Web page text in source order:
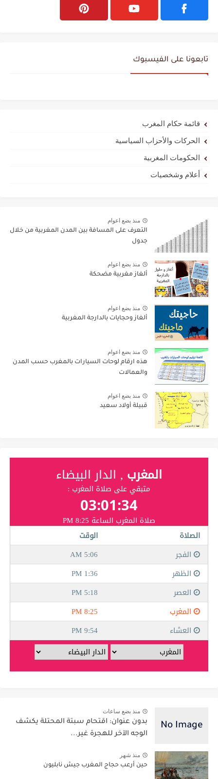
تابعونا على الفيسبوك
قائمة حكام المغرب
الحركات والأحزاب السياسية
الحكومات المغربية
أعلام وشخصيات
منذ بضع اعوام
التعرف على المسافة بين المدن المغربية من خلال
جدول
منذ بضع اعوام
ألغاز مغربية مضحكة
منذ بضع اعوام
ألغاز وحجايات بالدارجة المغربية
منذ بضع اعوام
هذه ارقام لوحات السيارات بالمغرب حسب المدن
والعمالات
منذ بضع اعوام
قبيلة أولاد سعيد
منذ بضع ساعات
بدون عنوان: اقتحام سبتة المحتلة يكشف
الوجه الآخر للهجرة غير...
منذ شهر
حين أرعب حجاج المغرب جيش نابليون